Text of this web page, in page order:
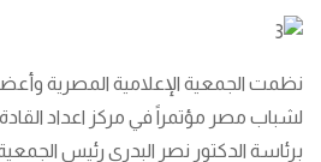
نظمت الجمعية الإعلامية المصرية
لشباب مصر مؤتمراً في مركز اعداد
برئاسة الدكتور نصر البدري رئيس